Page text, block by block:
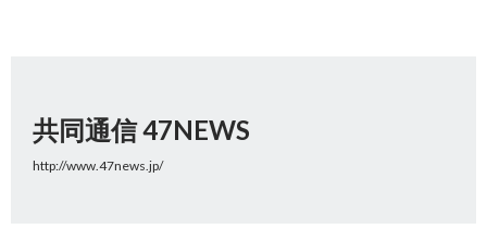
共同通信 47NEWS
http://www.47news.jp/